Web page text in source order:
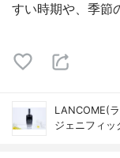
すい時期や、季節
LANCOME(
ジェニフィッ